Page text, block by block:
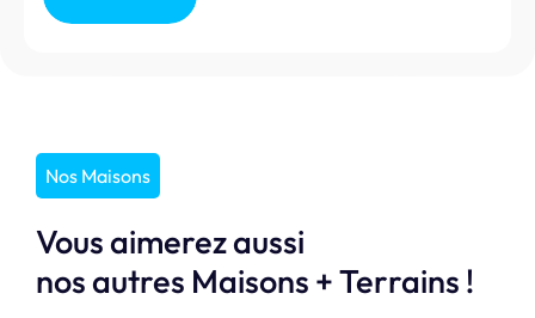
Nos Maisons
Vous aimerez aussi
nos autres Maisons + Terrains !